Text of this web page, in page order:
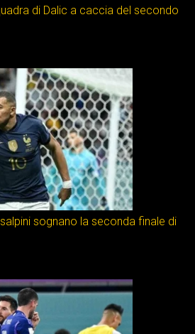
di Dalic a caccia del secondo
sognano la seconda finale di